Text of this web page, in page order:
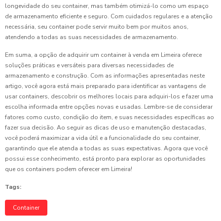
longevidade do seu container, mas também otimizá-lo como um espaço
de armazenamento eficiente e seguro. Com cuidados regulares e a atenção
necessária, seu container pode servir muito bem por muitos anos,
atendendo a todas as suas necessidades de armazenamento.
Em suma, a opção de adquirir um container à venda em Limeira oferece
soluções práticas e versáteis para diversas necessidades de
armazenamento e construção. Com as informações apresentadas neste
artigo, você agora está mais preparado para identificar as vantagens de
usar containers, descobrir os melhores locais para adquiri-los e fazer uma
escolha informada entre opções novas e usadas. Lembre-se de considerar
fatores como custo, condição do item, e suas necessidades específicas ao
fazer sua decisão. Ao seguir as dicas de uso e manutenção destacadas,
você poderá maximizar a vida útil e a funcionalidade do seu container,
garantindo que ele atenda a todas as suas expectativas. Agora que você
possui esse conhecimento, está pronto para explorar as oportunidades
que os containers podem oferecer em Limeira!
Tags:
Container